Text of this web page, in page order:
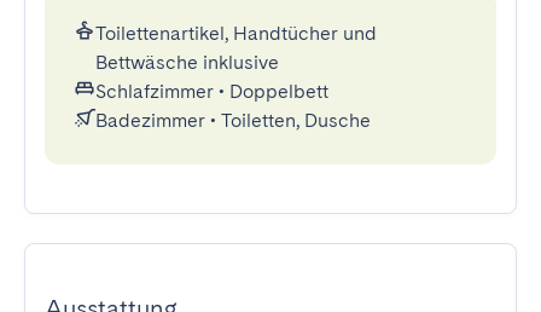
Toilettenartikel, Handtücher und
Bettwäsche inklusive
Schlafzimmer • Doppelbett
Badezimmer • Toiletten, Dusche